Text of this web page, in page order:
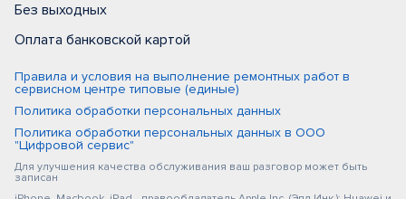
Без выходных
Оплата банковской картой
Правила и условия на выполнение ремонтных работ в
сервисном центре типовые (единые)
Политика обработки персональных данных
Политика обработки персональных данных в ООО
"Цифровой сервис"
Для улучшения качества обслуживания ваш разговор может быть
записан